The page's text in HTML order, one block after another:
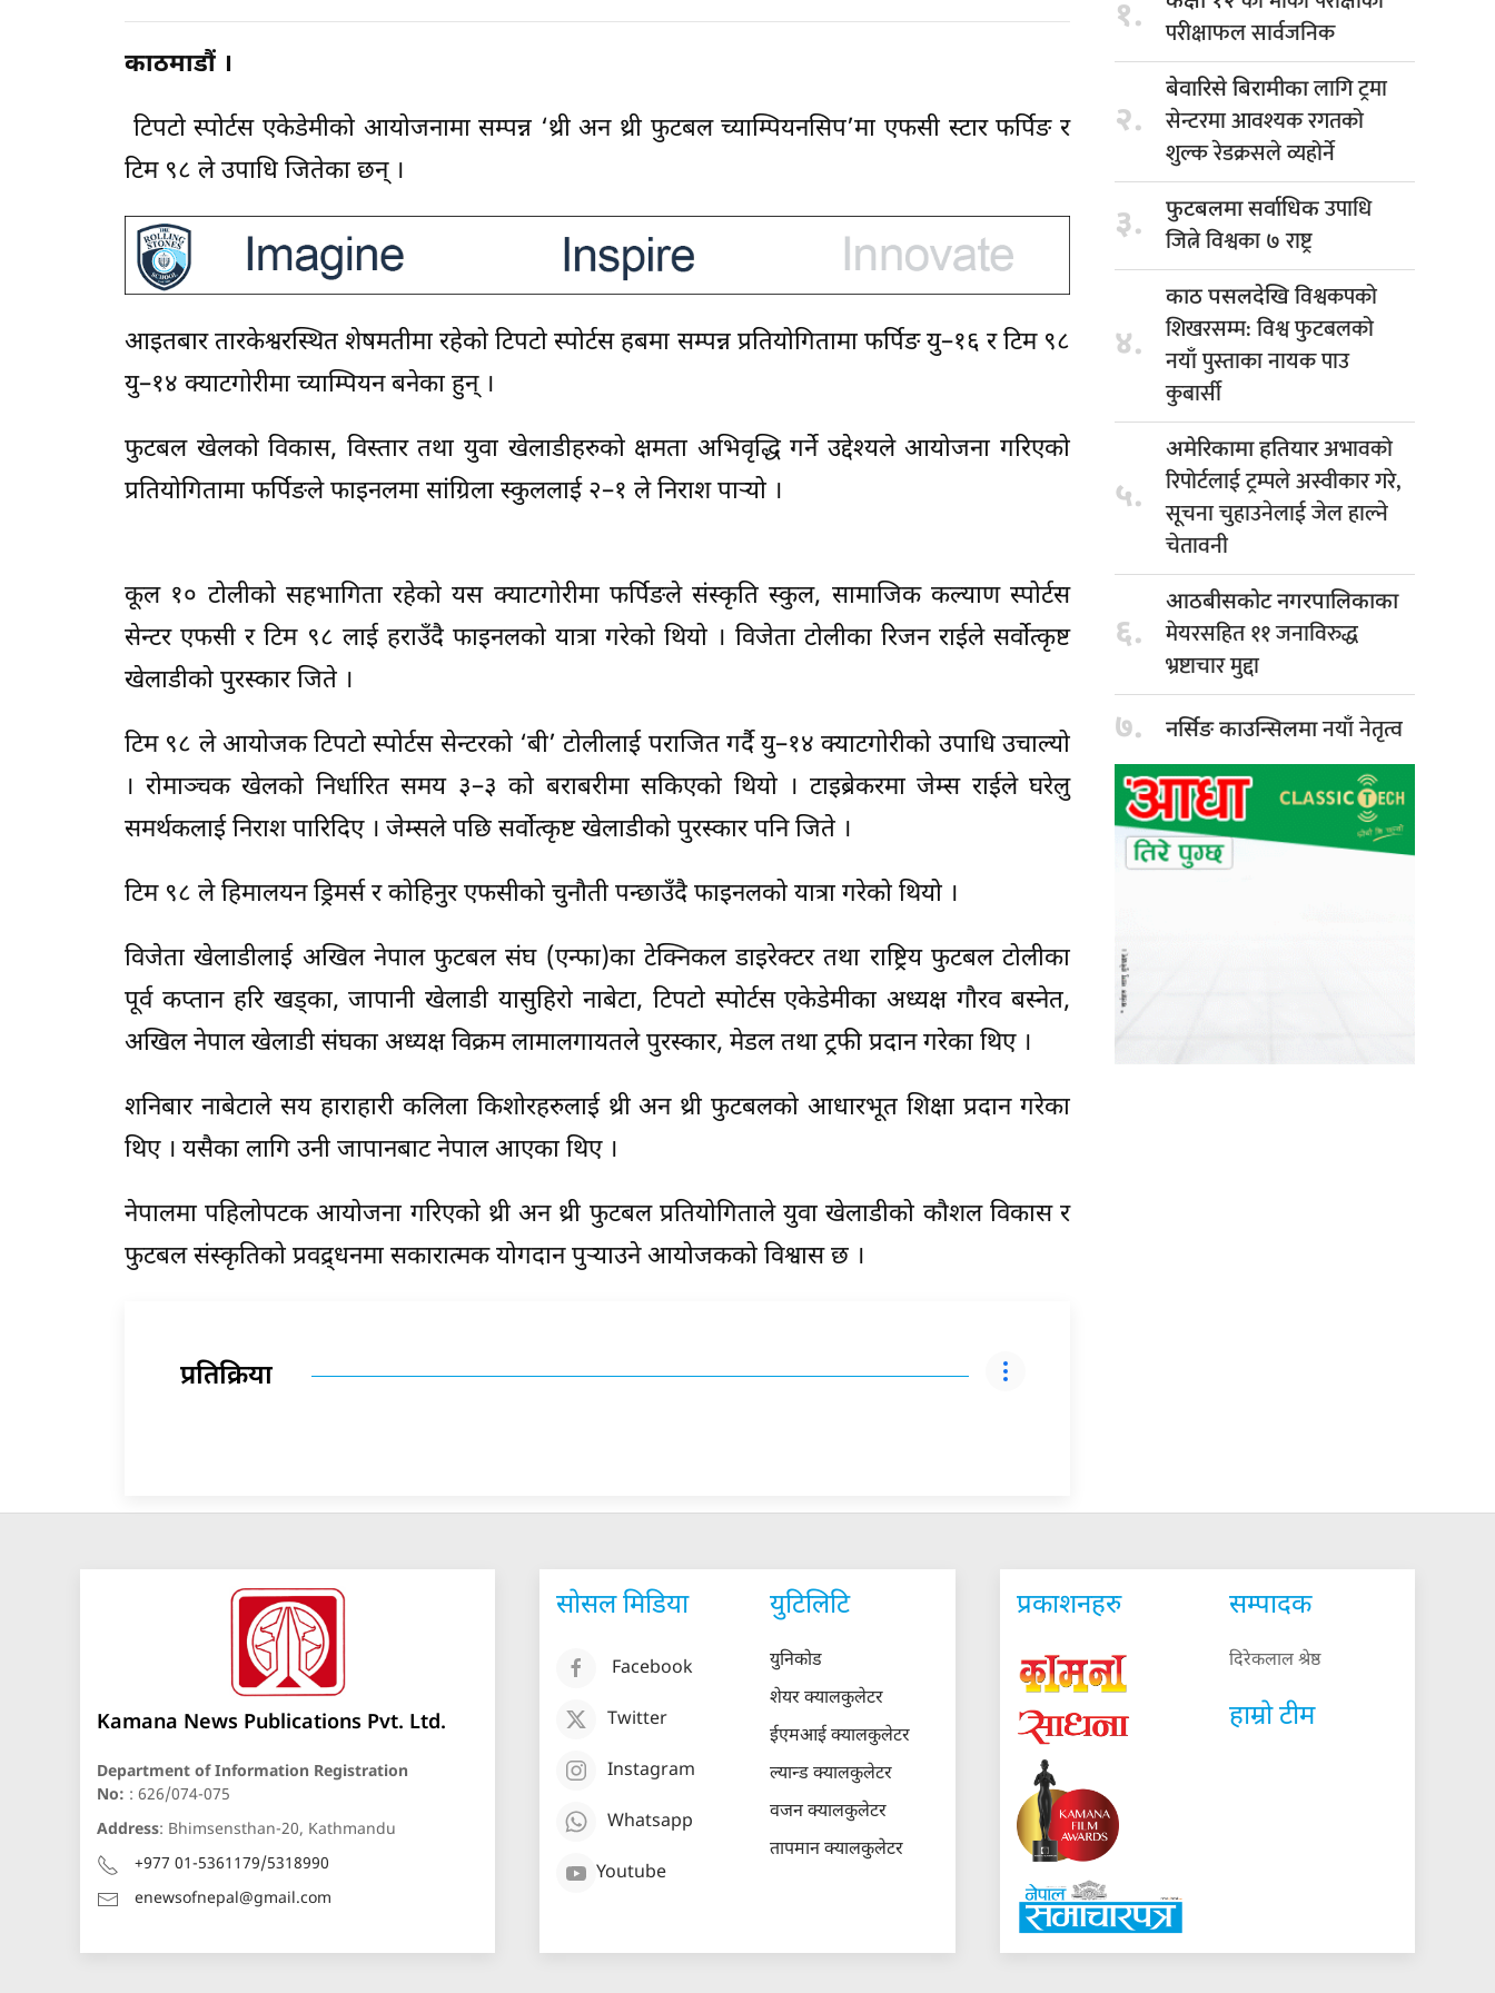
काठमाडौं ।
टिपटो स्पोर्टस एकेडेमीको आयोजनामा सम्पन्न ‘थ्री अन थ्री फुटबल च्याम्पियनसिप’मा एफसी स्टार फर्पिङ र
टिम ९८ ले उपाधि जितेका छन् ।
आइतबार तारकेश्वरस्थित शेषमतीमा रहेको टिपटो स्पोर्टस हबमा सम्पन्न प्रतियोगितामा फर्पिङ यु–१६ र टिम ९८
यु–१४ क्याटगोरीमा च्याम्पियन बनेका हुन् ।
फुटबल खेलको विकास, विस्तार तथा युवा खेलाडीहरुको क्षमता अभिवृद्धि गर्ने उद्देश्यले आयोजना गरिएको
प्रतियोगितामा फर्पिङले फाइनलमा सांग्रिला स्कुललाई २–१ ले निराश पार्‍यो ।
कूल १० टोलीको सहभागिता रहेको यस क्याटगोरीमा फर्पिङले संस्कृति स्कुल, सामाजिक कल्याण स्पोर्टस
सेन्टर एफसी र टिम ९८ लाई हराउँदै फाइनलको यात्रा गरेको थियो । विजेता टोलीका रिजन राईले सर्वोत्कृष्ट
खेलाडीको पुरस्कार जिते ।
टिम ९८ ले आयोजक टिपटो स्पोर्टस सेन्टरको ‘बी’ टोलीलाई पराजित गर्दै यु–१४ क्याटगोरीको उपाधि उचाल्यो
। रोमाञ्चक खेलको निर्धारित समय ३–३ को बराबरीमा सकिएको थियो । टाइब्रेकरमा जेम्स राईले घरेलु
समर्थकलाई निराश पारिदिए । जेम्सले पछि सर्वोत्कृष्ट खेलाडीको पुरस्कार पनि जिते ।
टिम ९८ ले हिमालयन ड्रिमर्स र कोहिनुर एफसीको चुनौती पन्छाउँदै फाइनलको यात्रा गरेको थियो ।
विजेता खेलाडीलाई अखिल नेपाल फुटबल संघ (एन्फा)का टेक्निकल डाइरेक्टर तथा राष्ट्रिय फुटबल टोलीका
पूर्व कप्तान हरि खड्का, जापानी खेलाडी यासुहिरो नाबेटा, टिपटो स्पोर्टस एकेडेमीका अध्यक्ष गौरव बस्नेत,
अखिल नेपाल खेलाडी संघका अध्यक्ष विक्रम लामालगायतले पुरस्कार, मेडल तथा ट्रफी प्रदान गरेका थिए ।
शनिबार नाबेटाले सय हाराहारी कलिला किशोरहरुलाई थ्री अन थ्री फुटबलको आधारभूत शिक्षा प्रदान गरेका
थिए । यसैका लागि उनी जापानबाट नेपाल आएका थिए ।
नेपालमा पहिलोपटक आयोजना गरिएको थ्री अन थ्री फुटबल प्रतियोगिताले युवा खेलाडीको कौशल विकास र
फुटबल संस्कृतिको प्रवद्र्धनमा सकारात्मक योगदान पुर्‍याउने आयोजकको विश्वास छ ।
प्रतिक्रिया
१.
परीक्षाफल सार्वजनिक
२.
बेवारिसे बिरामीकालागि ट्रमा
सेन्टरमा आवश्यक रगतको
शुल्क रेडक्रसले व्यहोर्ने
३. फुटबलमा सर्वाधिकउपाधि
जित्ने विश्वका ७ राष्ट्र
४.
काठ पसलदेखिविश्वकपको
शिखरसम्म: विश्व फुटबलको
नयाँ पुस्ताका नायक पाउ
कुबार्सी
५.
अमेरिकामा हतियारअभावको
रिपोर्टलाई ट्रम्पले अस्वीकार गरे,
सूचना चुहाउनेलाई जेल हाल्ने
चेतावनी
६.
आठबीसकोट नगरपालिकाका
मेयरसहित ११ जनाविरुद्ध
भ्रष्टाचार मुद्दा
७. नर्सिङ काउन्सिलमानयाँ नेतृत्व
Kamana News Publications Pvt. Ltd.
Department of Information Registration
No: : 626/074-075
Address: Bhimsensthan-20, Kathmandu
+977 01-5361179/5318990
enewsofnepal@gmail.com
सोसल मिडिया
Facebook
Twitter
Instagram
Whatsapp
Youtube
युटिलिटि
युनिकोड
शेयर क्यालकुलेटर
ईएमआई क्यालकुलेटर
ल्यान्ड क्यालकुलेटर
वजन क्यालकुलेटर
तापमान क्यालकुलेटर
प्रकाशनहरु सम्पादक
दिरेकलाल श्रेष्ठ
हाम्रो टीम